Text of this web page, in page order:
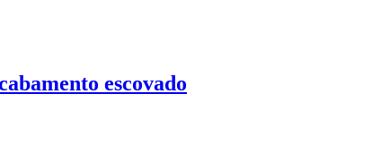
escovado